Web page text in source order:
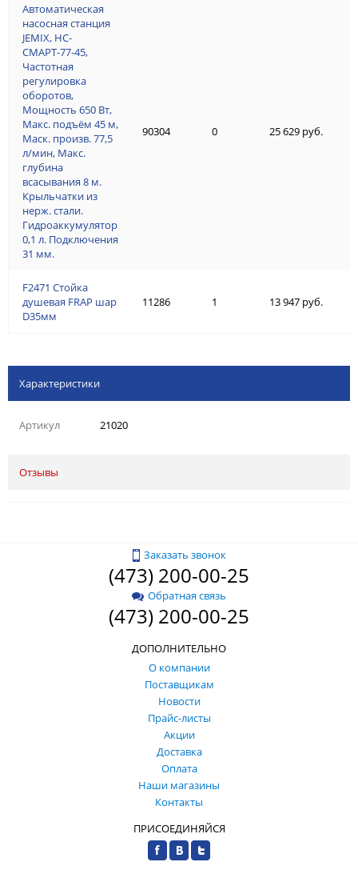
Автоматическая
насосная станция
JEMIX, НС-
СМАРТ-77-45,
Частотная
регулировка
оборотов,
Мощность 650 Вт,
Макс. подъём 45 м,
Маск. произв. 77,5
л/мин, Макс.
глубина
всасывания 8 м.
Крыльчатки из
нерж. стали.
Гидроаккумулятор
0,1 л. Подключения
31 мм.
F2471 Стойка
душевая FRAP шар
D35мм
90304 0 25 629 руб.
11286 1 13 947 руб.
Характеристики
Артикул 21020
Отзывы
Заказать звонок
(473) 200-00-25
Обратная связь
(473) 200-00-25
ДОПОЛНИТЕЛЬНО
О компании
Поставщикам
Новости
Прайс-листы
Акции
Доставка
Оплата
Наши магазины
Контакты
ПРИСОЕДИНЯЙСЯ